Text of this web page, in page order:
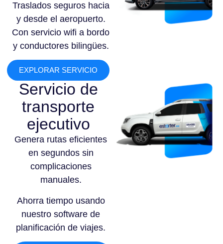
Traslados seguros hacia
y desde el aeropuerto.
Con servicio wifi a bordo
y conductores bilingües.
EXPLORAR SERVICIO
Servicio de
transporte
ejecutivo
Genera rutas eficientes
en segundos sin
complicaciones
manuales.
Ahorra tiempo usando
nuestro software de
planificación de viajes.